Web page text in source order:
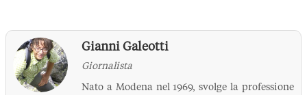
Gianni Galeotti
Giornalista
Nato a Modena nel 1969, svolge la professione